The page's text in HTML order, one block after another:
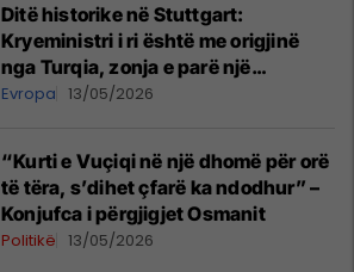
Ditë historike në Stuttgart:
Kryeministri i ri është me origjinë
nga Turqia, zonja e parë një
shqiptare nga Kanadaja
Evropa 13/05/2026
“Kurti e Vuçiqi në një dhomë për orë
të tëra, s’dihet çfarë ka ndodhur” –
Konjufca i përgjigjet Osmanit
Politikë 13/05/2026